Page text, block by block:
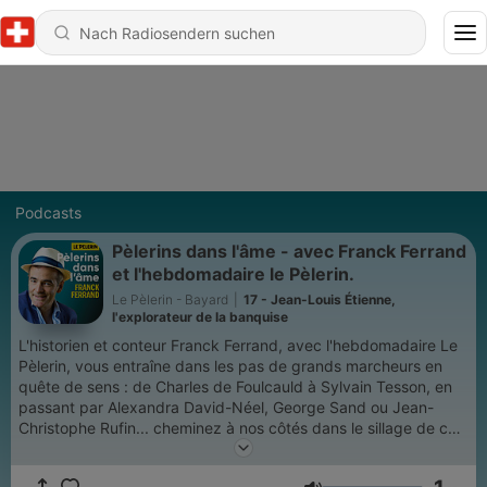
Podcasts
Pèlerins dans l'âme - avec Franck Ferrand
et l'hebdomadaire le Pèlerin.
Le Pèlerin - Bayard
17 - Jean-Louis Étienne,
l'explorateur de la banquise
L'historien et conteur Franck Ferrand, avec l'hebdomadaire Le
Pèlerin, vous entraîne dans les pas de grands marcheurs en
quête de sens : de Charles de Foulcauld à Sylvain Tesson, en
passant par Alexandra David-Néel, George Sand ou Jean-
Christophe Rufin... cheminez à nos côtés dans le sillage de ces